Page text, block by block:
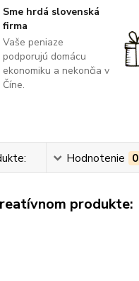
Sme hrdá slovenská
firma
Vaše peniaze
podporujú domácu
ekonomiku a nekončia v
Číne.
Hodnotenie 0
produkte: